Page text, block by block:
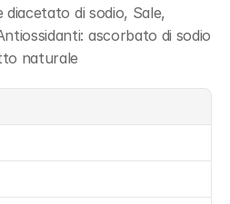
di sodio, Sale,
ascorbato di sodio
naturale